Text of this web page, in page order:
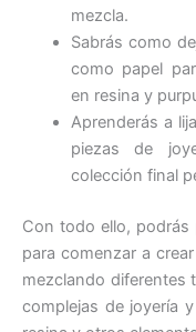
mezcla.
Sabrás como
como papel
en resina y
Aprenderás a
piezas de
colección final
Con todo ello, podrás
para comenzar a
mezclando diferentes
complejas de joyería